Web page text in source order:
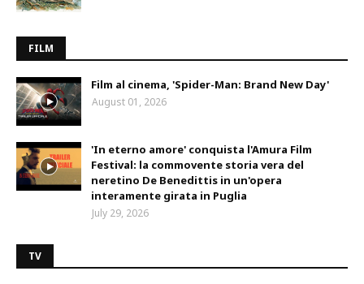
FILM
Film al cinema, 'Spider-Man: Brand New Day'
August 01, 2026
'In eterno amore' conquista l'Amura Film
Festival: la commovente storia vera del
neretino De Benedittis in un'opera
interamente girata in Puglia
July 29, 2026
TV